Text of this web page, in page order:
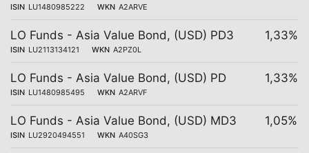
ISIN LU1480985222 WKN A2ARVE
LO Funds - Asia Value Bond, (USD) PD3
ISIN LU2113134121 WKN A2PZ0L
1,33%
LO Funds - Asia Value Bond, (USD) PD
ISIN LU1480985495 WKN A2ARVF
1,33%
LO Funds - Asia Value Bond, (USD) MD3
ISIN LU2920494551 WKN A40SG3
1,05%